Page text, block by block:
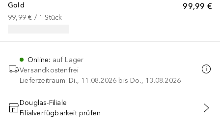
99,99 €
Gold
99,99 € / 1 Stück
Online: auf Lager
Versandkostenfrei
Lieferzeitraum: Di., 11.08.2026 bis Do., 13.08.2026
IN DEN WARENKORB
Douglas-Filiale
Filialverfügbarkeit prüfen